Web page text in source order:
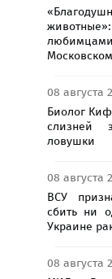
08 августа
Биолог
слизней
ловушки
08 августа
ВСУ
сбить ни
Украине
08 августа